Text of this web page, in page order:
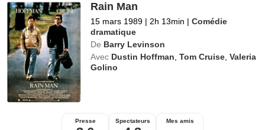
Rain Man
15 mars 1989 | 2h 13min | Comédie
dramatique
De Barry Levinson
Avec Dustin Hoffman ,Tom Cruise ,Valeria
Golino
Presse Spectateurs Mes amis